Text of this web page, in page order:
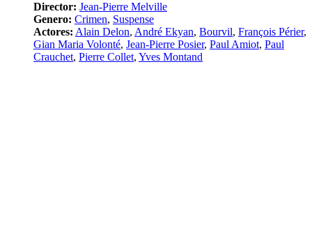
Director: Jean-Pierre Melville
Genero: Crimen, Suspense
Actores: Alain Delon, André Ekyan, Bourvil, François Périer,
Gian Maria Volonté, Jean-Pierre Posier, Paul Amiot, Paul
Crauchet, Pierre Collet, Yves Montand